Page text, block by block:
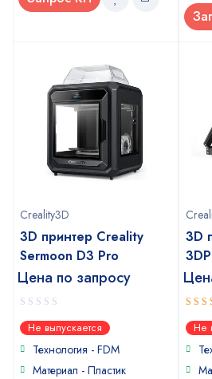
Creality3D
3D принтер Creality
Sermoon D3 Pro
Цена по запросу
0
out
of
Не выпускается
Технология - FDM
Материал - Пластик
3D
5Не